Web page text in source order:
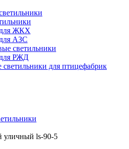
ЖКХ
АЗС
светильники
РЖД
для птицефабрик
уличный ls-90-5